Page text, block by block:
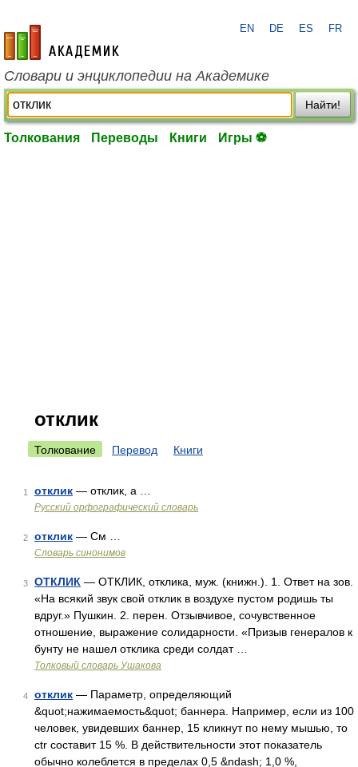
academic.ru
EN DE ES FR
Словари и энциклопедии на Академике
Найти!
Толкования Переводы Книги Игры ⚽
отклик
Толкование Перевод Книги
1 отклик — отклик, а …
Русский орфографический словарь
2 отклик — См …
Словарь синонимов
3 ОТКЛИК — ОТКЛИК, отклика, муж. (книжн.). 1. Ответ на зов.
«На всякий звук свой отклик в воздухе пустом родишь ты
вдруг.» Пушкин. 2. перен. Отзывчивое, сочувственное
отношение, выражение солидарности. «Призыв генералов к
бунту не нашел отклика среди солдат …
Толковый словарь Ушакова
4 отклик — Параметр, определяющий
&quot;нажимаемость&quot; баннера. Например, если из 100
человек, увидевших баннер, 15 кликнут по нему мышью, то
ctr составит 15 %. В действительности этот показатель
обычно колеблется в пределах 0,5 &ndash; 1,0 %,